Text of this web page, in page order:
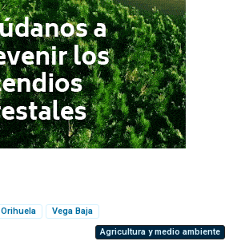
Orihuela
Vega Baja
Agricultura y medio ambiente